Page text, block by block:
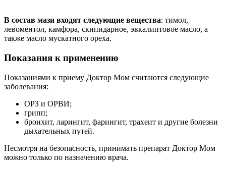
В состав мази входят следующие вещества: тимол,
левоментол, камфора, скипидарное, эвкалиптовое масло, а
также масло мускатного ореха.
Показания к применению
Показаниями к приему Доктор Мом считаются следующие
заболевания:
ОРЗ и ОРВИ;
грипп;
бронхит, ларингит, фарингит, трахеит и другие болезни
дыхательных путей.
Несмотря на безопасность, принимать препарат Доктор Мом
можно только по назначению врача.